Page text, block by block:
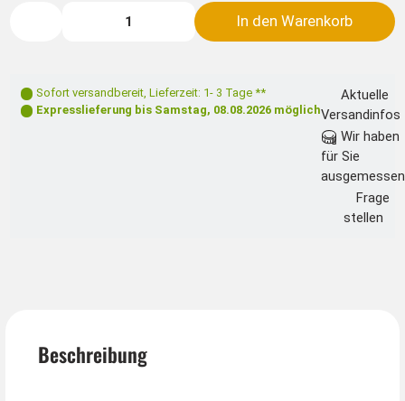
In den Warenkorb
Sofort versandbereit, Lieferzeit: 1- 3 Tage **
Expresslieferung bis Samstag, 08.08.2026 möglich
Aktuelle
Versandinfos
für Sie
ausgemessen
Frage
stellen
Beschreibung